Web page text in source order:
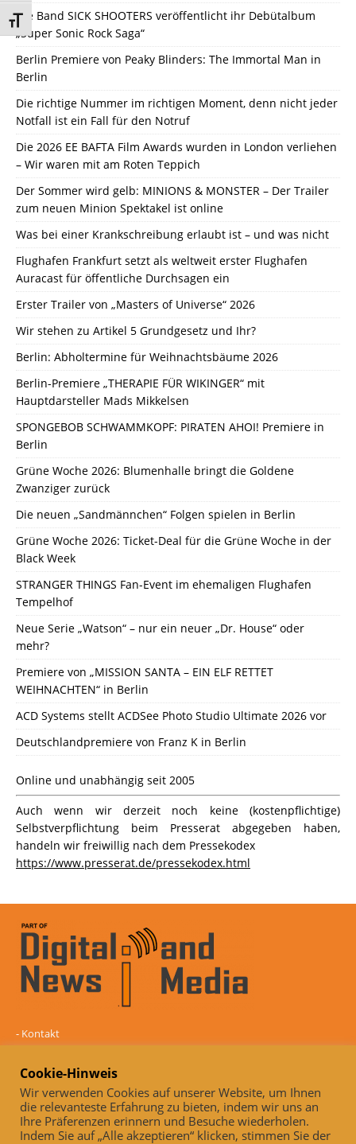
Schrift vergrößern
Die Band SICK SHOOTERS veröffentlicht ihr Debütalbum
„Super Sonic Rock Saga“
Berlin Premiere von Peaky Blinders: The Immortal Man in
Berlin
Die richtige Nummer im richtigen Moment, denn nicht jeder
Notfall ist ein Fall für den Notruf
Die 2026 EE BAFTA Film Awards wurden in London verliehen
– Wir waren mit am Roten Teppich
Der Sommer wird gelb: MINIONS & MONSTER – Der Trailer
zum neuen Minion Spektakel ist online
Was bei einer Krankschreibung erlaubt ist – und was nicht
Flughafen Frankfurt setzt als weltweit erster Flughafen
Auracast für öffentliche Durchsagen ein
Erster Trailer von „Masters of Universe“ 2026
Wir stehen zu Artikel 5 Grundgesetz und Ihr?
Berlin: Abholtermine für Weihnachtsbäume 2026
Berlin-Premiere „THERAPIE FÜR WIKINGER“ mit
Hauptdarsteller Mads Mikkelsen
SPONGEBOB SCHWAMMKOPF: PIRATEN AHOI! Premiere in
Berlin
Grüne Woche 2026: Blumenhalle bringt die Goldene
Zwanziger zurück
Die neuen „Sandmännchen“ Folgen spielen in Berlin
Grüne Woche 2026: Ticket-Deal für die Grüne Woche in der
Black Week
STRANGER THINGS Fan-Event im ehemaligen Flughafen
Tempelhof
Neue Serie „Watson“ – nur ein neuer „Dr. House“ oder
mehr?
Premiere von „MISSION SANTA – EIN ELF RETTET
WEIHNACHTEN“ in Berlin
ACD Systems stellt ACDSee Photo Studio Ultimate 2026 vor
Deutschlandpremiere von Franz K in Berlin
Online und unabhängig seit 2005
Auch wenn wir derzeit noch keine (kostenpflichtige)
Selbstverpflichtung beim Presserat abgegeben haben,
handeln wir freiwillig nach dem Pressekodex
https://www.presserat.de/pressekodex.html
- Kontakt
Datenschutz
-Impressum
Online und unabhängig seit 2005
Auch, wenn wir derzeit noch keine (kostenpflichtige)
Cookie-Hinweis
Wir verwenden Cookies auf unserer Website, um Ihnen
die relevanteste Erfahrung zu bieten, indem wir uns an
Ihre Präferenzen erinnern und Besuche wiederholen.
Indem Sie auf „Alle akzeptieren“ klicken, stimmen Sie der